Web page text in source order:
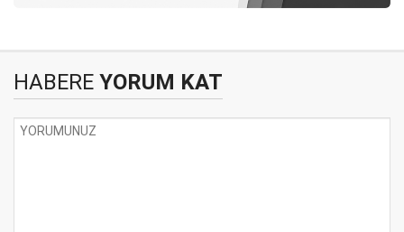
HABERE YORUM KAT